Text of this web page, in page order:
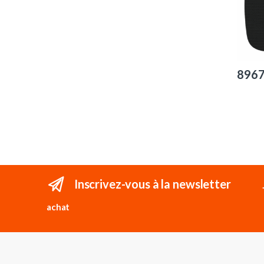
Inscrivez-vous à la newsletter
achat